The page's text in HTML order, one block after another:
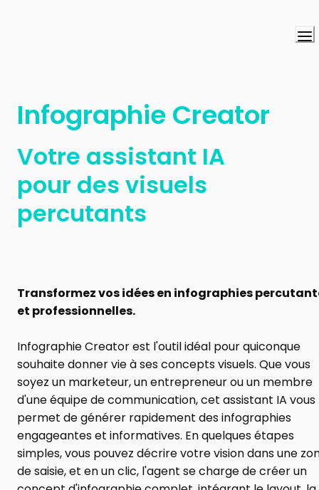
Infographie Creator
Votre assistant IA
pour des visuels
percutants
Transformez vos idées en infographies
et professionnelles.
Infographie Creator est l'outil idéal pour quiconque
souhaite donner vie à ses concepts visuels. Que vous
soyez un marketeur, un entrepreneur ou un membre
d'une équipe de communication, cet assistant IA vous
permet de générer rapidement des infographies
engageantes et informatives. En quelques étapes
simples, vous pouvez décrire votre vision dans une
de saisie, et en un clic, l'agent se charge de créer un